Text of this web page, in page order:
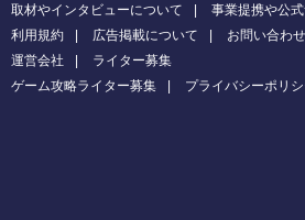
取材やインタビューについて
事業提携や公
利用規約
広告掲載について お問い合わせ
運営会社
ライター募集
ゲーム攻略ライター募集
プライバシーポリ